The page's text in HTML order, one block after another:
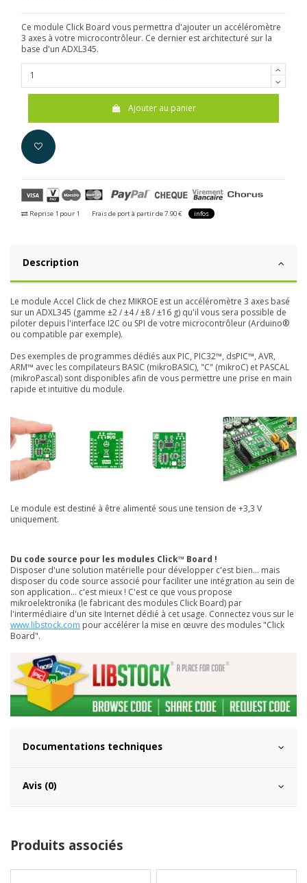
Ce module Click Board vous permettra d'ajouter un accéléromètre
3 axes à votre microcontrôleur. Ce dernier est architecturé sur la
base d'un ADXL345.
Ajouter au panier
Reprise 1 pour 1 Frais de port à partir de 7.90 € infos
Description
Le module Accel Click de chez MIKROE est un accéléromètre 3 axes basé
sur un ADXL345 (gamme ±2 / ±4 / ±8 / ±16 g) qu'il vous sera possible de
piloter depuis l'interface I2C ou SPI de votre microcontrôleur (Arduino®
ou compatible par exemple).
Des exemples de programmes dédiés aux PIC, PIC32™, dsPIC™, AVR,
ARM™ avec les compilateurs BASIC (mikroBASIC), "C" (mikroC) et PASCAL
(mikroPascal) sont disponibles afin de vous permettre une prise en main
rapide et intuitive du module.
Le module est destiné à être alimenté sous une tension de +3,3 V
uniquement.
Du code source pour les modules Click™ Board !
Disposer d'une solution matérielle pour développer c'est bien... mais
disposer du code source associé pour faciliter une intégration au sein de
son application... c'est mieux ! C'est ce que vous propose
mikroelektronika (le fabricant des modules Click Board) par
l'intermédiaire d'un site Internet dédié à cet usage. Connectez vous sur le
www.libstock.com pour accélérer la mise en œuvre des modules "Click
Board".
Documentations techniques
Avis (0)
Produits associés